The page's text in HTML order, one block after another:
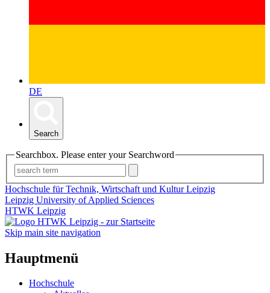
DE
Search
Searchbox. Please enter your Searchword
Hochschule für Technik, Wirtschaft und Kultur Leipzig
Leipzig University of Applied Sciences
HTWK Leipzig
Skip main site navigation
Hauptmenü
Hochschule